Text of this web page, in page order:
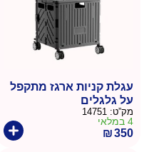
עגלת קניות ארגז מתקפל
על גלגלים
מק”ט: 14751
4 במלאי
₪350